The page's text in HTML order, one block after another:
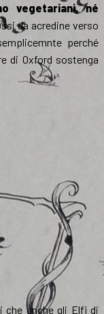
vegetariani, né
da acredine verso
perché
di Oxford sostenga
che anche gli Elfi di